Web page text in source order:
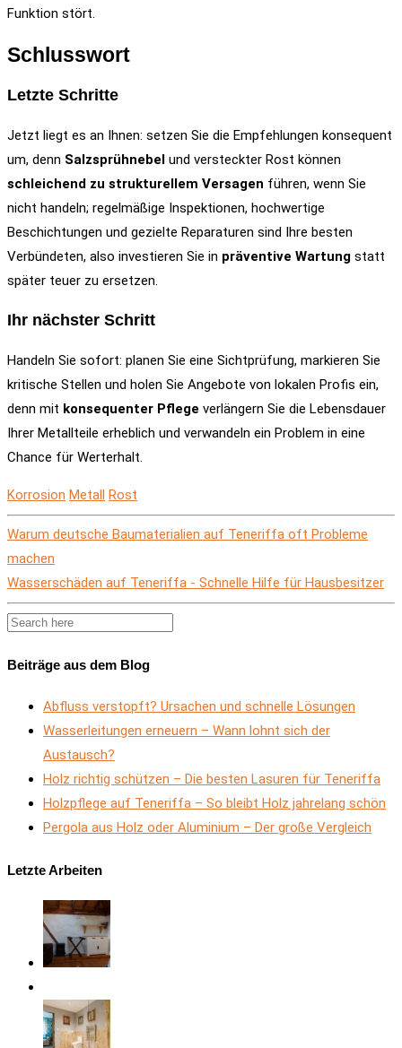
Funktion stört.
Schlusswort
Letzte Schritte
Jetzt liegt es an Ihnen: setzen Sie die Empfehlungen konsequent
um, denn Salzsprühnebel und versteckter Rost können
schleichend zu strukturellem Versagen führen, wenn Sie
nicht handeln; regelmäßige Inspektionen, hochwertige
Beschichtungen und gezielte Reparaturen sind Ihre besten
Verbündeten, also investieren Sie in präventive Wartung statt
später teuer zu ersetzen.
Ihr nächster Schritt
Handeln Sie sofort: planen Sie eine Sichtprüfung, markieren Sie
kritische Stellen und holen Sie Angebote von lokalen Profis ein,
denn mit konsequenter Pflege verlängern Sie die Lebensdauer
Ihrer Metallteile erheblich und verwandeln ein Problem in eine
Chance für Werterhalt.
Korrosion Metall Rost
Warum deutsche Baumaterialien auf Teneriffa oft Probleme
machen
Wasserschäden auf Teneriffa - Schnelle Hilfe für Hausbesitzer
Beiträge aus dem Blog
Abfluss verstopft? Ursachen und schnelle Lösungen
Wasserleitungen erneuern – Wann lohnt sich der
Austausch?
Holz richtig schützen – Die besten Lasuren für Teneriffa
Holzpflege auf Teneriffa – So bleibt Holz jahrelang schön
Pergola aus Holz oder Aluminium – Der große Vergleich
Letzte Arbeiten